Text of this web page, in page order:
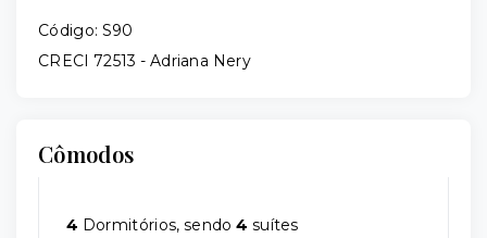
Código: S90
CRECI 72513 - Adriana Nery
Cômodos
4 Dormitórios, sendo4 suítes